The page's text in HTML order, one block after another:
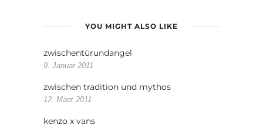
YOU MIGHT ALSO LIKE
zwischentürundangel
9. Januar 2011
zwischen tradition und mythos
12. März 2011
kenzo x vans